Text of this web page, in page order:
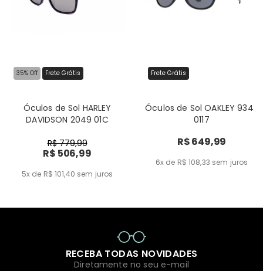
35% Off Frete Grátis
Óculos de Sol HARLEY
DAVIDSON 2049 01C
R$ 779,99
R$ 506,99
5x de R$ 101,40 sem juros
Frete Grátis
Óculos de Sol OAKLEY 9342
0117
R$ 649,99
6x de R$ 108,33 sem juros
RECEBA TODAS NOVIDADES
Diretamente no seu e-mail